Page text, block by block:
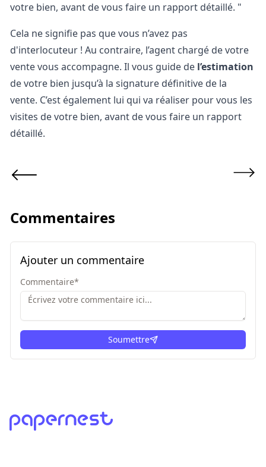
votre bien, avant de vous faire un rapport détaillé. "
Cela ne signifie pas que vous n’avez pas
d'interlocuteur ! Au contraire, l’agent chargé de votre
vente vous accompagne. Il vous guide de l’estimation
de votre bien jusqu’à la signature définitive de la
vente. C’est également lui qui va réaliser pour vous les
visites de votre bien, avant de vous faire un rapport
détaillé.
Commentaires
Ajouter un commentaire
Commentaire*
Soumettre